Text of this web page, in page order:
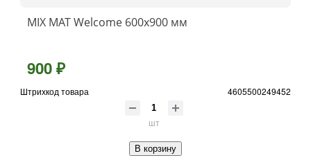
MIX MAT Welcome 600x900 мм
900 ₽
Штрихкод товара 4605500249452
шт
В корзину